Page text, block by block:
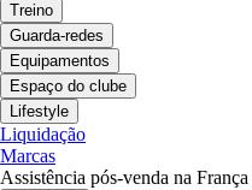
Treino
Guarda-redes
Equipamentos
Espaço do clube
Lifestyle
Liquidação
Marcas
Assistência pós-venda na França